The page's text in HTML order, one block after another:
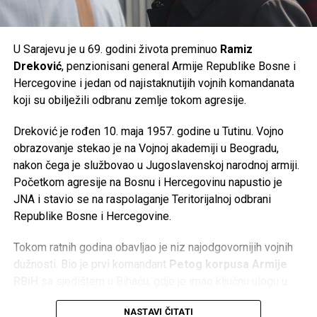
U Sarajevu je u 69. godini života preminuo Ramiz
Dreković, penzionisani general Armije Republike Bosne i
Hercegovine i jedan od najistaknutijih vojnih komandanata
koji su obilježili odbranu zemlje tokom agresije.
Dreković je rođen 10. maja 1957. godine u Tutinu. Vojno
obrazovanje stekao je na Vojnoj akademiji u Beogradu,
nakon čega je službovao u Jugoslavenskoj narodnoj armiji.
Početkom agresije na Bosnu i Hercegovinu napustio je
JNA i stavio se na raspolaganje Teritorijalnoj odbrani
Republike Bosne i Hercegovine.
Tokom ratnih godina obavljao je niz najodgovornijih vojnih
dužnosti. Bio je prvi komandant Petog korpusa Armije
organizaciji odbrane Bosanske krajine. Kasnije je preuzeo
NASTAVI ČITATI